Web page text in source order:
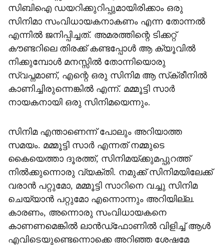
സിബിഐ ഡയറിക്കുറിപ്പുമായിരിക്കാം ഒരു
സിനിമാ സംവിധായകനാകണം എന്ന തോന്നല്‍
എന്നില്‍ ജനിപ്പിച്ചത്. അമരത്തിന്റെ ടിക്കറ്റ്
കൗണ്ടറിലെ തിരക്ക് കണ്ടപ്പോള്‍ ആ ക്യൂവില്‍
നിക്കുമ്പോള്‍ മനസ്സില്‍ തോന്നിയൊരു
സ്വപ്നമാണ്, എന്റെ ഒരു സിനിമ ആ സ്‌ക്രീനില്‍
കാണിച്ചിരുന്നെങ്കില്‍ എന്ന്. മമ്മൂട്ടി സാര്‍
നായകനായി ഒരു സിനിമയെന്നും.
സിനിമ എന്താണെന്ന് പോലും അറിയാത്ത
സമയം. മമ്മൂട്ടി സാര്‍ എന്നത് നമ്മുടെ
കൈയെത്താ ദൂരത്ത്, സിനിമയ്ക്കുമപ്പുറത്ത്
നില്‍ക്കുന്നൊരു വ്യക്തി. നമുക്ക് സിനിമയിലേക്ക്
വരാന്‍ പറ്റുമോ, മമ്മൂട്ടി സാറിനെ വച്ചു സിനിമ
ചെയ്യാന്‍ പറ്റുമോ എന്നൊന്നും അറിയില്ല.
കാരണം, അന്നൊരു സംവിധായകനെ
കാണണമെങ്കില്‍ ലാന്‍ഡ്ഫോണില്‍ വിളിച്ച് ആള്‍
എവിടെയുണ്ടെന്നൊക്കെ അറിഞ്ഞ ശേഷമേ